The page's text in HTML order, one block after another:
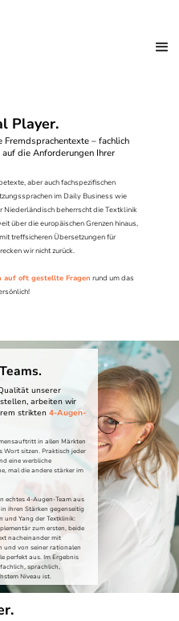
Player.
Fremdsprachentexte – fachlich
die Anforderungen Ihrer
aber auch fachspezifischen
im Daily Business wie
Niederländisch beherrscht die Textklinik
über die europäischen Grenzen hinaus,
treffsicheren Übersetzungen für
wir nicht zurück.
auf oft gestellte Fragen rund um das
unserer
arbeiten wir
strikten 4-Augen-
in allen Märkten
Wort sitzen. Praktisch jeder
eine werbliche
mal die andere stärker im
echtes 4-Augen-Team aus
ihren Stärken gegenseitig
und Yang der Textklinik:
zum ersten, beide
nacheinander mit
und von seiner rationalen
perfekt aus. Im Ergebnis
sprachlich,
Niveau ist.